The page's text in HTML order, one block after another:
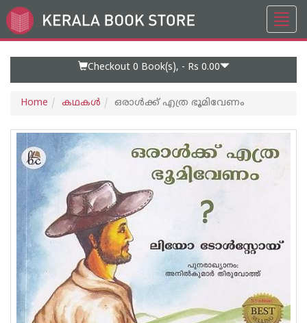
Go
to
Checkout 0 Book(s), - Rs 0.00
Home കഥകള്‍ ഒരാള്‍ക്ക് എത്ര ഭൂമിവേണം